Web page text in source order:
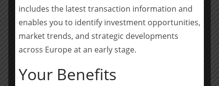
Über die neam IT-Services GmbH
Die neam IT-Services GmbH ist ein IT-
Dienstleistungsunternehmen mit Fokus auf die
Bereiche IT Security und Cloud-Services für eine
mittelständische Kundenbasis mit ca. 30-500 IT-
Arbeitsplätzen. Das Unternehmen verfügt neben dem
includes the latest transaction information and
enables you to identify investment opportunities,
market trends, and strategic developments
across Europe at an early stage.
Your Benefits